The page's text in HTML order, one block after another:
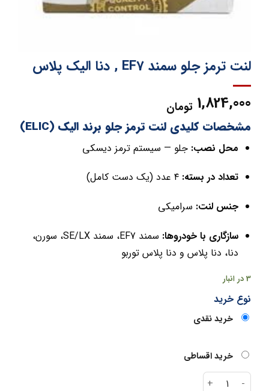
لنت ترمز جلو سمند EF7 , دنا الیک پلاس
1,824,000 تومان
مشخصات کلیدی لنت ترمز جلو برند الیک (ELIC)
محل نصب:جلو — سیستم ترمز دیسکی
تعداد در بسته:۴ عدد (یک دست کامل)
جنس لنت:سرامیکی
سازگاری با خودروها:
سمند EF7، سمند SE/LX، سورن،
دنا، دنا پلاس و دنا پلاس توربو
نوع خرید
خرید نقدی
خرید اقساطی
لنت ترمز جلو سمند EF7 , دنا الیک پلاس عدد